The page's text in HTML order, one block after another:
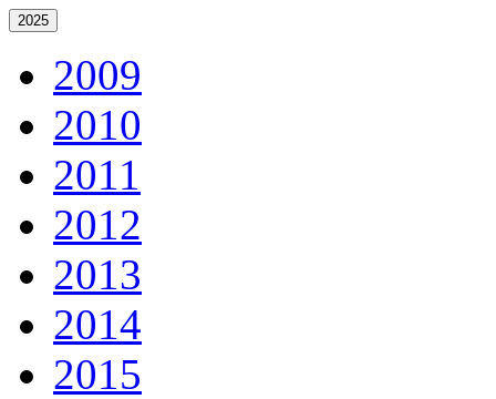
2025
2009
2010
2011
2012
2013
2014
2015